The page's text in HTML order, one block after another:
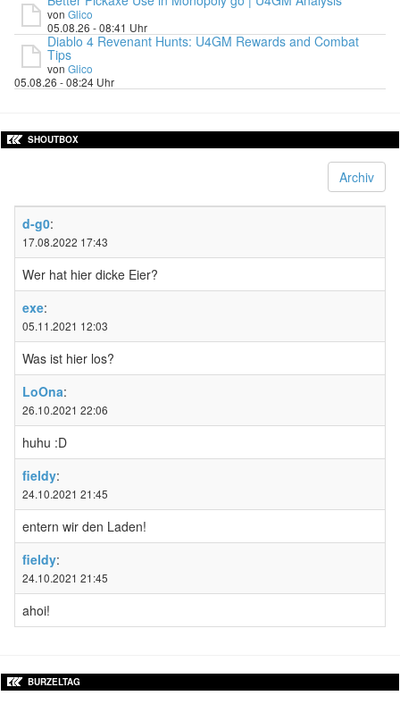
von Glico
05.08.26 - 08:41 Uhr
Diablo 4 Revenant Hunts: U4GM Rewards and Combat
Tips
von Glico
05.08.26 - 08:24 Uhr
SHOUTBOX
Archiv
d-g0:
17.08.2022 17:43
Wer hat hier dicke Eier?
exe:
05.11.2021 12:03
Was ist hier los?
LoOna:
26.10.2021 22:06
huhu :D
fieldy:
24.10.2021 21:45
entern wir den Laden!
fieldy:
24.10.2021 21:45
ahoi!
BURZELTAG